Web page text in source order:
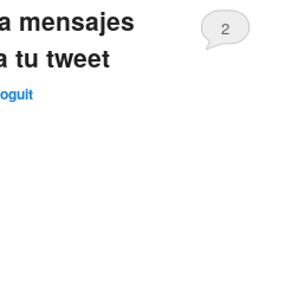
mensajes
tu tweet
2